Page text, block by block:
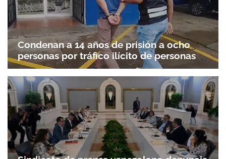
Condenan a 14 años de prisión a ocho
personas por tráfico ilícito de personas